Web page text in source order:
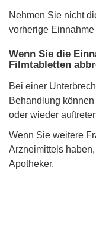
Nehmen Sie nicht
vorherige
Wenn Sie die
Filmtabletten
Bei einer
Behandlung
oder wieder
Wenn Sie weitere
Arzneimittels
Apotheker.